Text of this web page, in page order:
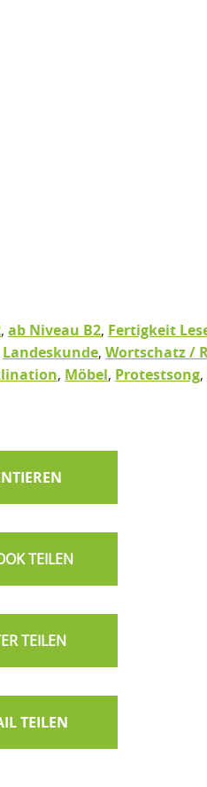
, ab Niveau B2, Fertigkeit
Landeskunde, Wortschatz /
, Möbel, Protestsong,
TEILEN